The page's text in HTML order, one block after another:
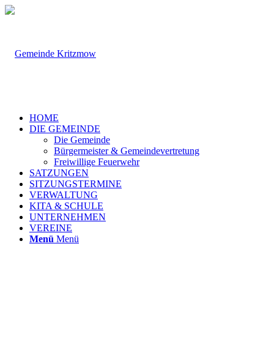
HOME
DIE GEMEINDE
Die Gemeinde
Bürgermeister & Gemeindevertretung
Freiwillige Feuerwehr
SATZUNGEN
SITZUNGSTERMINE
VERWALTUNG
KITA & SCHULE
UNTERNEHMEN
VEREINE
Menü Menü